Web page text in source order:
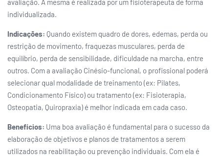
individualizada.
Indicações: Quando existem quadro de dores, edemas, perda ou
restrição de movimento, fraquezas musculares, perda de
equilíbrio, perda de sensibilidade, dificuldade na marcha, entre
outros. Com a avaliação Cinésio-funcional, o profissional poderá
selecionar qual modalidade de treinamento (ex: Pilates,
Condicionamento Físico) ou tratamento (ex: Fisioterapia,
Osteopatia, Quiropraxia) é melhor indicada em cada caso.
Benefícios: Uma boa avaliação é fundamental para o sucesso da
elaboração de objetivos e planos de tratamentos a serem
utilizados na reabilitação ou prevenção individuais. Com ela é